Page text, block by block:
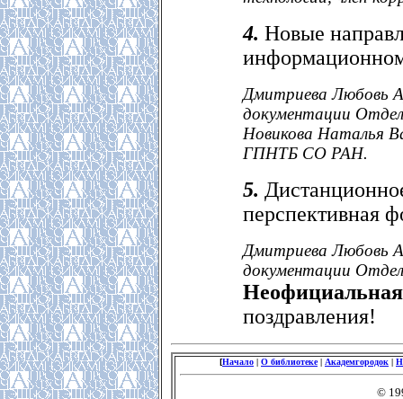
4. Новые
Дмитриева Любовь
документации
Новикова Наталья
ГПНТБ СО РАН.
5.
перспективная
Дмитриева Любовь
документации
поздравления!
[Начало | О библиотеке| Академгородок |
©